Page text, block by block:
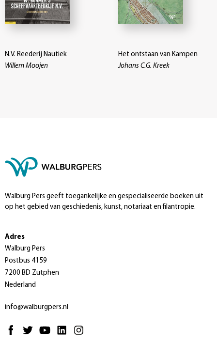
N.V. Reederij Nautiek
Willem Moojen
Het ontstaan van Kampen
Johans C.G. Kreek
Walburg Pers geeft toegankelijke en gespecialiseerde boeken uit
op het gebied van geschiedenis, kunst, notariaat en filantropie.
Adres
Walburg Pers
Postbus 4159
7200 BD Zutphen
Nederland
info@walburgpers.nl